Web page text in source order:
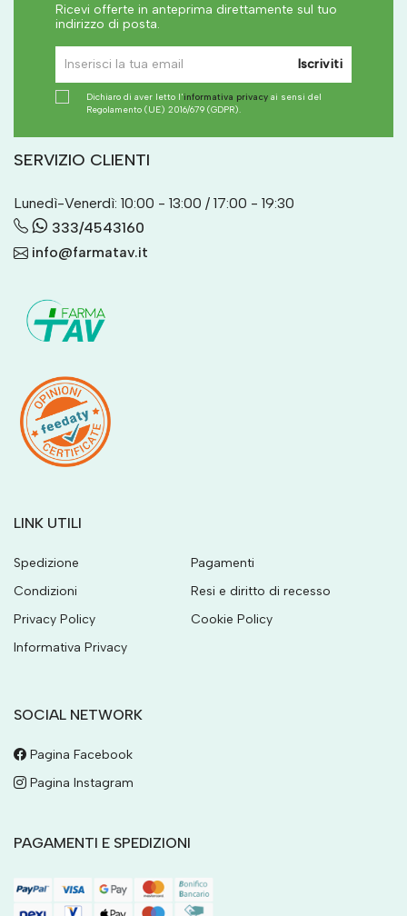
Ricevi offerte in anteprima direttamente sul tuo
indirizzo di posta.
Iscriviti
Dichiaro di aver letto l'informativa privacy ai sensi del
Regolamento (UE) 2016/679 (GDPR).
SERVIZIO CLIENTI
Lunedì-Venerdì: 10:00 - 13:00 / 17:00 - 19:30
333/4543160
info@farmatav.it
LINK UTILI
Spedizione
Pagamenti
Condizioni
Resi e diritto di recesso
Privacy Policy
Cookie Policy
Informativa Privacy
SOCIAL NETWORK
Pagina Facebook
Pagina Instagram
PAGAMENTI E SPEDIZIONI